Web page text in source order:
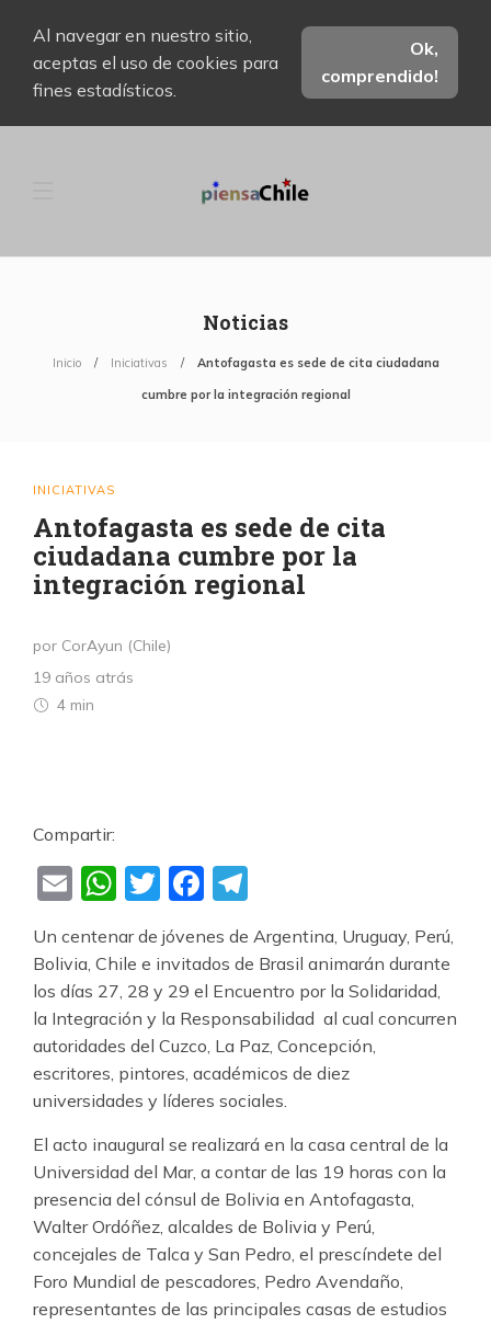
Al navegar en nuestro sitio,
aceptas el uso de cookies para
fines estadísticos.
Ok,
comprendido!
Noticias
Inicio Iniciativas Antofagasta es sede de cita ciudadana
cumbre por la integración regional
INICIATIVAS
Antofagasta es sede de cita
ciudadana cumbre por la
integración regional
por CorAyun (Chile)
19 años atrás
4 min
Compartir:
EmailWhatsApp
TwitterFacebook
Un centenar de jóvenes de Argentina, Uruguay, Perú,
Bolivia, Chile e invitados de Brasil animarán durante
los días 27, 28 y 29 el Encuentro por la Solidaridad,
la Integración y la Responsabilidad al cual concurren
autoridades del Cuzco, La Paz, Concepción,
escritores, pintores, académicos de diez
universidades y líderes sociales.
El acto inaugural se realizará en la casa central de la
Universidad del Mar, a contar de las 19 horas con la
presencia del cónsul de Bolivia en Antofagasta,
Walter Ordóñez, alcaldes de Bolivia y Perú,
concejales de Talca y San Pedro, el prescíndete del
Foro Mundial de pescadores, Pedro Avendaño,
representantes de las principales casas de estudios